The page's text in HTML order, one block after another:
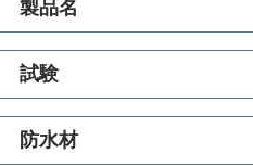
製品名
試験
防水材